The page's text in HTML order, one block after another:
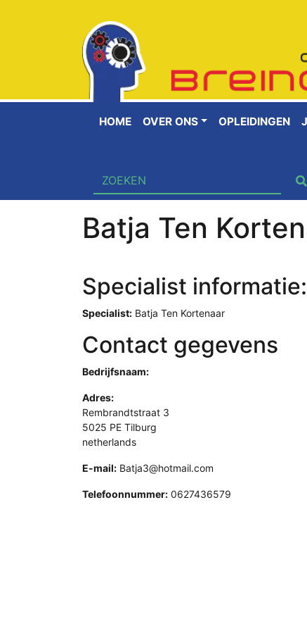
HOME OVER ONS OPLEIDINGEN
Batja Ten
Specialist informatie:
Specialist: Batja Ten Kortenaar
Contact gegevens
Bedrijfsnaam:
Adres:
Rembrandtstraat 3
5025 PE Tilburg
netherlands
E-mail: Batja3@hotmail.com
Telefoonnummer: 0627436579